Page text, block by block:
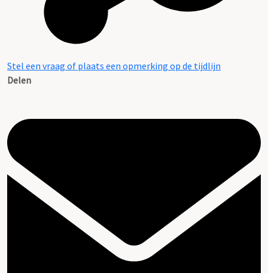
Stel een vraag of plaats een opmerking op de tijdlijn
Delen